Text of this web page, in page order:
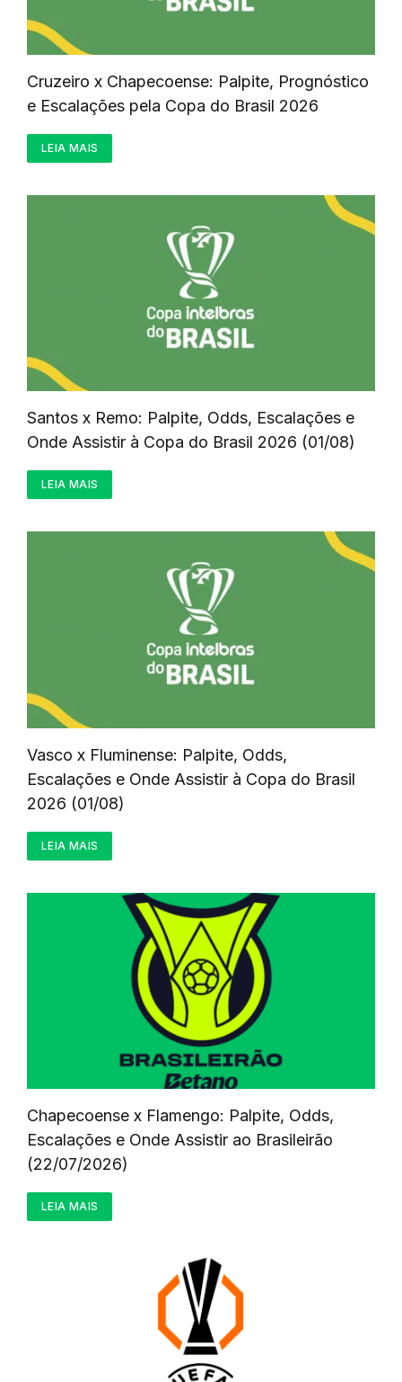
Cruzeiro x Chapecoense: Palpite, Prognóstico
e Escalações pela Copa do Brasil 2026
LEIA MAIS
Santos x Remo: Palpite, Odds, Escalações e
Onde Assistir à Copa do Brasil 2026 (01/08)
LEIA MAIS
Vasco x Fluminense: Palpite, Odds,
Escalações e Onde Assistir à Copa do Brasil
2026 (01/08)
LEIA MAIS
Chapecoense x Flamengo: Palpite, Odds,
Escalações e Onde Assistir ao Brasileirão
(22/07/2026)
LEIA MAIS